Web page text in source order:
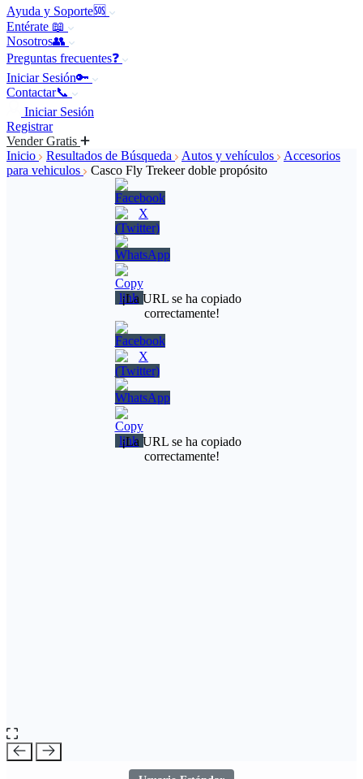
Ayuda y Soporte🆘
Entérate 📖
Nosotros👥
Preguntas frecuentes❓
Iniciar Sesión🔑
Contactar📞
Iniciar Sesión
Registrar
Vender Gratis
Inicio
Resultados de Búsqueda Autos y vehículos
Accesorios
para vehiculos
Casco Fly Trekeer doble propósito
¡La URL se ha copiado
correctamente!
¡La URL se ha copiado
correctamente!